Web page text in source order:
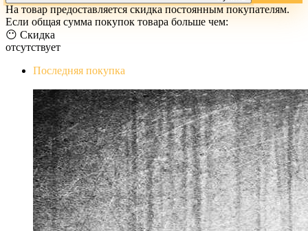
На товар предоставляется скидка постоянным покупателям.
Если общая сумма покупок товара больше чем:
😶 Скидка
отсутствует
Последняя покупка